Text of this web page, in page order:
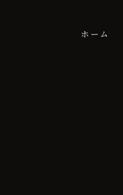
ホーム